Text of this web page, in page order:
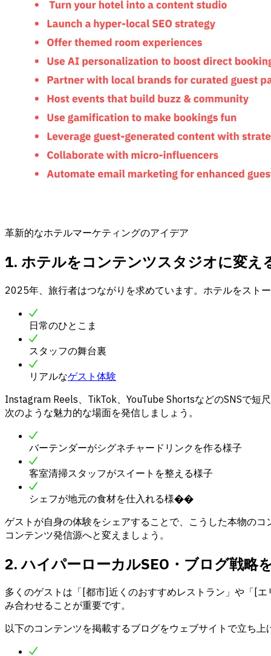
革新的なホテルマーケティングのアイデア
1. ホテルをコンテンツスタジオに変え
2025年、旅行者はつながりを求めています。ホテルをスト
日常のひとこま
スタッフの舞台裏
リアルなゲスト体験
Instagram Reels、TikTok、YouTube ShortsなどのSNSで短
次のような魅力的な場面を発信しましょう。
バーテンダーがシグネチャードリンクを作る様子
客室清掃スタッフがスイートを整える様子
シェフが地元の食材を仕入れる様��
ゲストが自身の体験をシェアすることで、こうした本物の
コンテンツ発信源へと変えましょう。
2. ハイパーローカルSEO・ブログ戦略
多くのゲストは「[都市]近くのおすすめレストラン」や「[
み合わせることが重要です。
以下のコンテンツを掲載するブログをウェブサイトで立ち上